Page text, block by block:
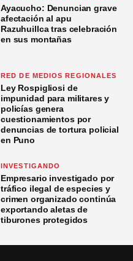
Ayacucho: Denuncian grave
afectación al apu
Razuhuillca tras celebración
en sus montañas
RED DE MEDIOS REGIONALES
Ley Rospigliosi de
impunidad para militares y
policías genera
cuestionamientos por
denuncias de tortura policial
en Puno
INVESTIGANDO
Empresario investigado por
tráfico ilegal de especies y
crimen organizado continúa
exportando aletas de
tiburones protegidos